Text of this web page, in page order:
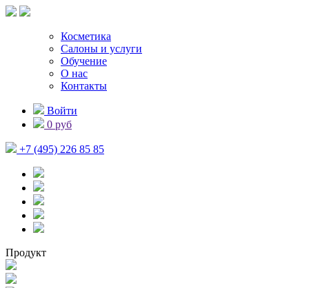
Косметика
Салоны и услуги
Обучение
О нас
Контакты
Войти
0 руб
+7 (495) 226 85 85
Продукт